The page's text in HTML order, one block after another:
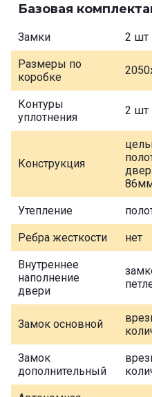
Базовая
Замки 2 шт
Размеры по
коробке
Контуры
уплотнения
2 шт
Конструкция
Утепление
Ребра жесткости нет
Внутреннее
наполнение
двери
Замок основной
Замок
дополнительный